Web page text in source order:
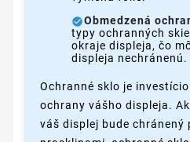
Obmedzená
typy ochranných
okraje displeja, čo
displeja nechránenú.
Ochranné sklo je
ochrany vášho displeja.
váš displej bude chránený